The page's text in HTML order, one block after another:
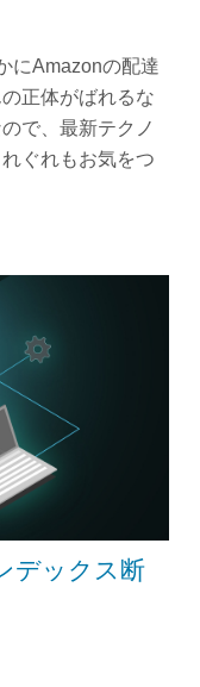
にAmazonの配達
正体がばれるな
で、最新テクノ
ぐれもお気をつ
デックス断